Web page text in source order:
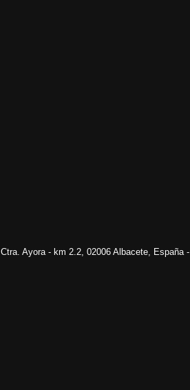
Ayora - km 2.2, 02006 Albacete, España